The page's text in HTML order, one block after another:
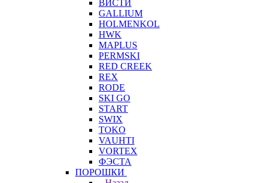
ВИСТИ
GALLIUM
HOLMENKOL
HWK
MAPLUS
PERMSKI
RED CREEK
REX
RODE
SKI GO
START
SWIX
TOKO
VAUHTI
VORTEX
ФЭСТА
ПОРОШКИ